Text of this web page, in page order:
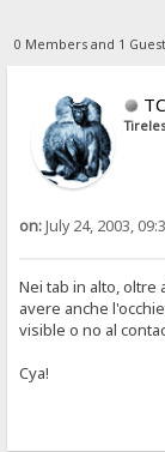
0 Members and 1
TC
on:July 24, 2003,
Nei tab in alto, oltre
avere anche
visible o no al
Cya!